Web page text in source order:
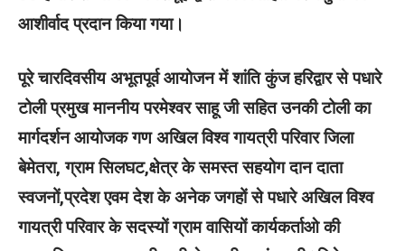
आशीर्वाद प्रदान किया गया।
पूरे चारदिवसीय अभूतपूर्व आयोजन में शांति कुंज हरिद्वार से पधारे
टोली प्रमुख माननीय परमेश्वर साहू जी सहित उनकी टोली का
मार्गदर्शन आयोजक गण अखिल विश्व गायत्री परिवार जिला
बेमेतरा, ग्राम सिलघट,क्षेत्र के समस्त सहयोग दान दाता
स्वजनों,प्रदेश एवम देश के अनेक जगहों से पधारे अखिल विश्व
गायत्री परिवार के सदस्यों ग्राम वासियों कार्यकर्ताओ की